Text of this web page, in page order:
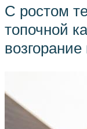
С ростом
топочной